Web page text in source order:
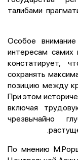
талибами
Особое
интересам самих
констатирует,
сохранять
позицию между
При этом
включая
чрезвычайно
По мнению